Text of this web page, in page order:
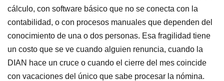
cálculo, con software básico que no se conecta con la
contabilidad, o con procesos manuales que dependen del
conocimiento de una o dos personas. Esa fragilidad tiene
un costo que se ve cuando alguien renuncia, cuando la
DIAN hace un cruce o cuando el cierre del mes coincide
con vacaciones del único que sabe procesar la nómina.